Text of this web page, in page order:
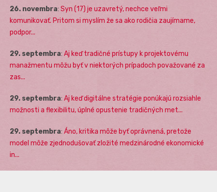
26. novembra: Syn (17) je uzavretý, nechce veľmi
komunikovať. Pritom si myslím že sa ako rodičia zaujímame,
podpor...
29. septembra: Aj keď tradičné prístupy k projektovému
manažmentu môžu byť v niektorých prípadoch považované za
zas...
29. septembra: Aj keď digitálne stratégie ponúkajú rozsiahle
možnosti a flexibilitu, úplné opustenie tradičných met...
29. septembra: Áno, kritika môže byť oprávnená, pretože
model môže zjednodušovať zložité medzinárodné ekonomické
in...